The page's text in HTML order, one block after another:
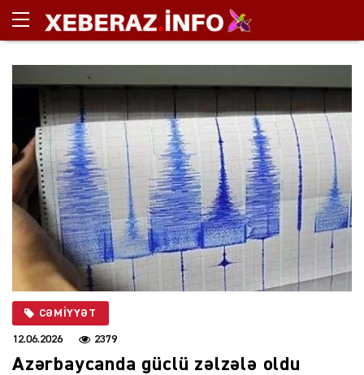
CƏMIYYƏT
12.06.2026 2379
Azərbaycanda güclü zəlzələ oldu